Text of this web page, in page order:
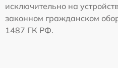
исключительно на
законном гражданском
1487 ГК РФ.